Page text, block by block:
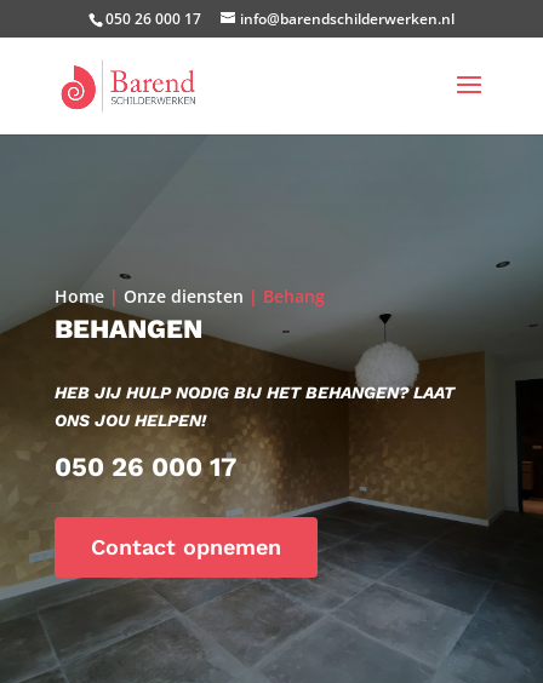
050 26 000 17 info@barendschilderwerken.nl
Home| Onze diensten | Behang
BEHANGEN
HEB JIJ HULP NODIG BIJ HET BEHANGEN? LAAT
ONS JOU HELPEN!
050 26 000 17
Contact opnemen